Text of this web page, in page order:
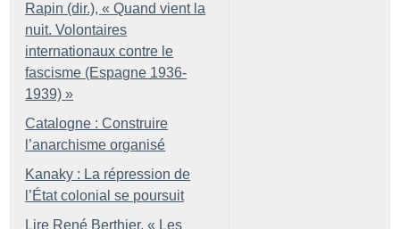
Rapin (dir.), « Quand vient la
nuit. Volontaires
internationaux contre le
fascisme (Espagne 1936-
1939) »
Catalogne : Construire
l’anarchisme organisé
Kanaky : La répression de
l’État colonial se poursuit
Lire René Berthier, « Les